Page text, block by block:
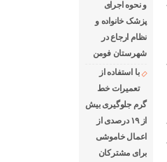
و نحوه اجرای
پزشک خانواده و
نظام ارجاع در
شهرستان فومن
با استفاده از
تعمیرات خط
گرم جلوگیری بیش
از ۱۹ درصدی از
اعمال خاموشی
برای مشتركان